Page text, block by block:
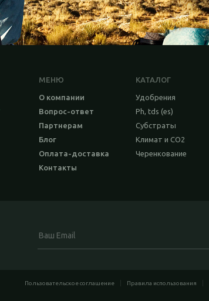
МЕНЮ
О компании
Вопрос-ответ
Партнерам
Блог
Оплата-доставка
Контакты
КАТАЛОГ
Удобрения
Ph, tds (es)
Субстраты
Климат и CO2
Черенкование
Пользовательское соглашение Правила использования